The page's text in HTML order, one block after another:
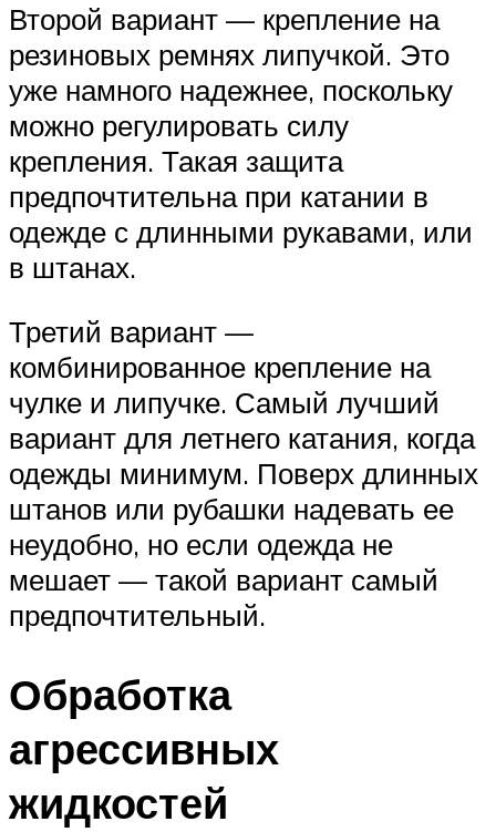
Второй вариант — крепление на
резиновых ремнях липучкой. Это
уже намного надежнее, поскольку
можно регулировать силу
крепления. Такая защита
предпочтительна при катании в
одежде с длинными рукавами, или
в штанах.
Третий вариант —
комбинированное крепление на
чулке и липучке. Самый лучший
вариант для летнего катания, когда
одежды минимум. Поверх длинных
штанов или рубашки надевать ее
неудобно, но если одежда не
мешает — такой вариант самый
предпочтительный.
Обработка
агрессивных
жидкостей